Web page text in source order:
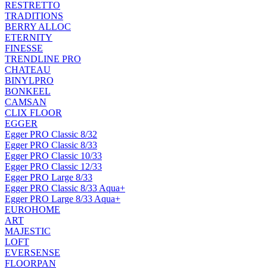
RESTRETTO
TRADITIONS
BERRY ALLOC
ETERNITY
FINESSE
TRENDLINE PRO
CHATEAU
BINYLPRO
BONKEEL
CAMSAN
CLIX FLOOR
EGGER
Egger PRO Classic 8/32
Egger PRO Classic 8/33
Egger PRO Classic 10/33
Egger PRO Classic 12/33
Egger PRO Large 8/33
Egger PRO Classic 8/33 Aqua+
Egger PRO Large 8/33 Aqua+
EUROHOME
ART
MAJESTIC
LOFT
EVERSENSE
FLOORPAN